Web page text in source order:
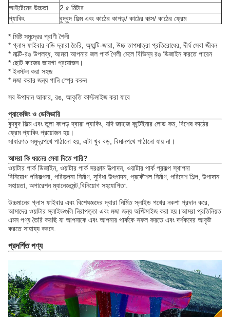
আইটেমের উচ্চতা
2.৫ মিটার
প্যাকিং
বুদ্বুদ ফিল্ম এবং কাঠের কাপড়/ কাঠের বাক্স/ কাঠের ফ্রেম
* মিষ্টি সমুদ্রের প্রাণী শৈলী
* গ্লাস ফাইবার বডি দ্বারা তৈরি, অ্যান্টি-জারা, উচ্চ তাপমাত্রা প্রতিরোধের, দীর্ঘ সেবা জীবন
* মাল্টি-রঙ উপলব্ধ, আমরা আপনার জল পার্ক শৈলী মেলে বিভিন্ন রঙ ডিজাইন করতে পারেন
* ছোট কাজের জায়গা প্রয়োজন।
* ইনস্টল করা সহজ
* মজা করার জন্য পানি স্প্রে করুন
সব উপাদান আকার, রঙ, আকৃতি কাস্টমাইজ করা যাবে
প্যাকেজিং ও ডেলিভারি
বুদবুদ ফিল্ম এবং তুলা কাপড় দ্বারা প্যাকিং, যদি জাহাজ কন্টেইনার লোড কম, বিশেষ কাঠের
ফ্রেম প্যাকিং প্রয়োজন হয়।
সাধারণত সমুদ্রপথে পাঠানো হয়, এটা খুব বড়, বিমানপথে পাঠানো যায় না।
আমরা কি ধরনের সেবা দিতে পারি?
ওয়াটার পার্ক ডিজাইন, ওয়াটার পার্ক সরঞ্জাম উত্পাদন, ওয়াটার পার্ক প্রকল্প স্থাপনা
বিনিয়োগ পরিকল্পনা, পরিকল্পনা নির্মাণ, সুবিধা উৎপাদন, প্রকৌশল নির্মাণ, পরিবেশ শিল্প, উপাদান
সহায়তা, অপারেশন ম্যানেজমেন্ট,বিনিয়োগ সহযোগিতা.
উচ্চমানের গ্লাস ফাইবার এবং বিশেষজ্ঞদের দ্বারা নির্মিত স্লাইড পথের নকশা প্রদান করে,
আমাদের ওয়াটার স্লাইডগুলি নিরাপত্তা এবং মজা জন্য অপ্টিমাইজ করা হয়।আমরা প্রতিনিয়ত
এমন পণ্য তৈরি করছি যা আপনাকে এবং আপনার পার্ককে সফল করতে এবং দর্শকদের আকৃষ্ট
করতে সাহায্য করবে.
প্রদর্শিত পণ্য